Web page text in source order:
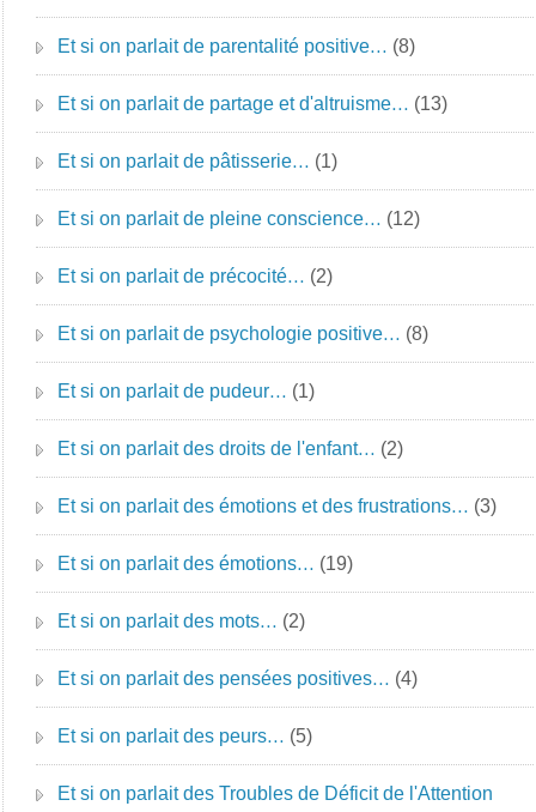
Et si on parlait de parentalité positive… (8)
Et si on parlait de partage et d'altruisme… (13)
Et si on parlait de pâtisserie… (1)
Et si on parlait de pleine conscience… (12)
Et si on parlait de précocité… (2)
Et si on parlait de psychologie positive… (8)
Et si on parlait de pudeur… (1)
Et si on parlait des droits de l'enfant… (2)
Et si on parlait des émotions et des frustrations… (3)
Et si on parlait des émotions… (19)
Et si on parlait des mots… (2)
Et si on parlait des pensées positives… (4)
Et si on parlait des peurs… (5)
Et si on parlait des Troubles de Déficit de l'Attention